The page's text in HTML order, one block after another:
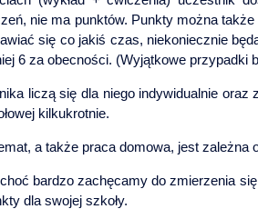
nie ma punktów. Punkty można
się co jakiś czas, niekoniecznie
6 za obecności. (Wyjątkowe przypadki
liczą się dla niego indywidualnie oraz
kilkukrotnie.
a także praca domowa, jest zależna
bardzo zachęcamy do zmierzenia
dla swojej szkoły.